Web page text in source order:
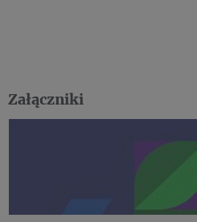
Załączniki